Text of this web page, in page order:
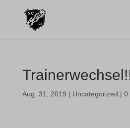
Aug. 31, 2019 | Uncategorized | 0